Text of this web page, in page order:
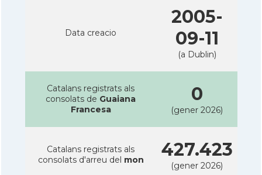
Data creacio
2005-
09-11
(a Dublin)
Catalans registrats als
consolats de Guaiana
Francesa
0
(gener 2026)
Catalans registrats als
consolats d'arreu del mon 427.423
(gener 2026)